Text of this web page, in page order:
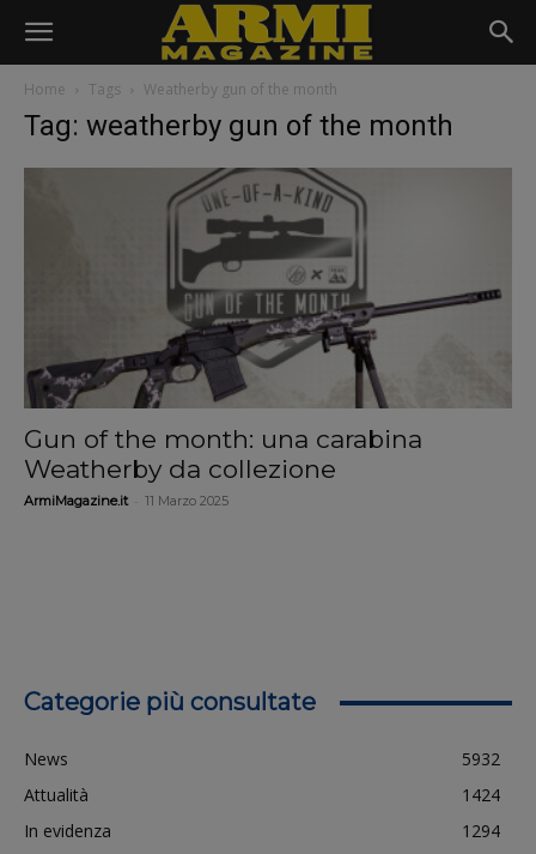
Home Tags Weatherby gun of the month
Tag: weatherby gun of the month
Gun of the month: una carabina
Weatherby da collezione
ArmiMagazine.it 11 Marzo 2025
Categorie più consultate
News
5932
Attualità
1424
In evidenza
1294